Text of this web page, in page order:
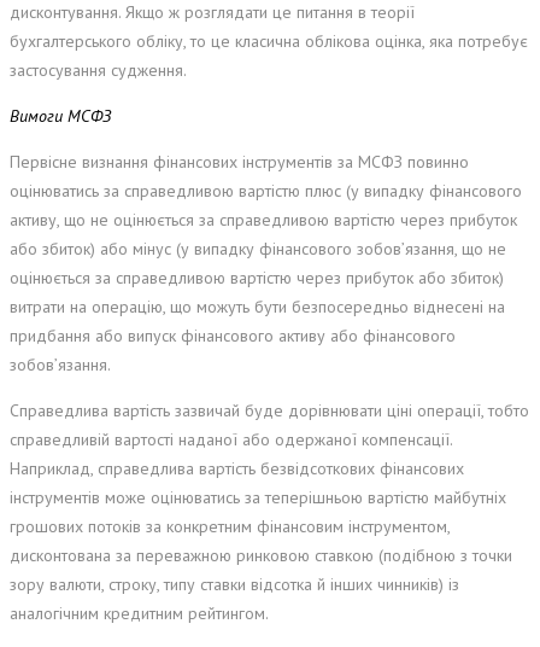
дисконтування. Якщо ж розглядати це питання в теорії
бухгалтерського обліку, то це класична облікова оцінка, яка потребує
застосування судження.
Вимоги МСФЗ
Первісне визнання фінансових інструментів за МСФЗ повинно
оцінюватись за справедливою вартістю плюс (у випадку фінансового
активу, що не оцінюється за справедливою вартістю через прибуток
або збиток) або мінус (у випадку фінансового зобов’язання, що не
оцінюється за справедливою вартістю через прибуток або збиток)
витрати на операцію, що можуть бути безпосередньо віднесені на
придбання або випуск фінансового активу або фінансового
зобов’язання.
Справедлива вартість зазвичай буде дорівнювати ціні операції, тобто
справедливій вартості наданої або одержаної компенсації.
Наприклад, справедлива вартість безвідсоткових фінансових
інструментів може оцінюватись за теперішньою вартістю майбутніх
грошових потоків за конкретним фінансовим інструментом,
дисконтована за переважною ринковою ставкою (подібною з точки
зору валюти, строку, типу ставки відсотка й інших чинників) із
аналогічним кредитним рейтингом.